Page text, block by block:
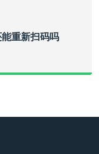
重新扫码吗